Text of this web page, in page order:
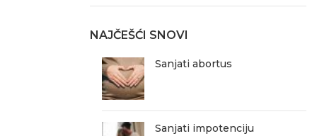
NAJČEŠĆI SNOVI
Sanjati abortus
Sanjati impotenciju